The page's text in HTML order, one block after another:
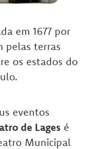
em 1677 por
pelas terras
os estados do
eventos
de Lages é
Municipal